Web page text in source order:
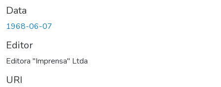
Data
1968-06-07
Editor
Editora "Imprensa" Ltda
URI